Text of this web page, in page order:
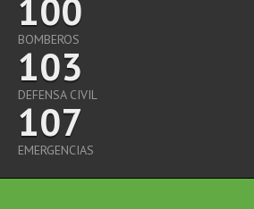
100
BOMBEROS
103
DEFENSA CIVIL
107
EMERGENCIAS